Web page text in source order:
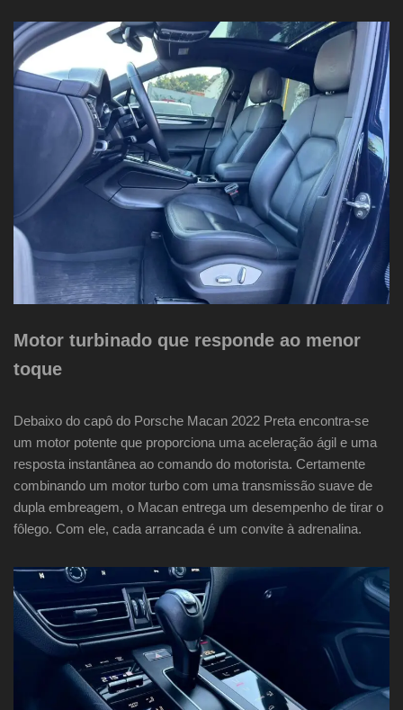
Motor turbinado que responde ao menor
toque
Debaixo do capô do Porsche Macan 2022 Preta encontra-se
um motor potente que proporciona uma aceleração ágil e uma
resposta instantânea ao comando do motorista. Certamente
combinando um motor turbo com uma transmissão suave de
dupla embreagem, o Macan entrega um desempenho de tirar o
fôlego. Com ele, cada arrancada é um convite à adrenalina.